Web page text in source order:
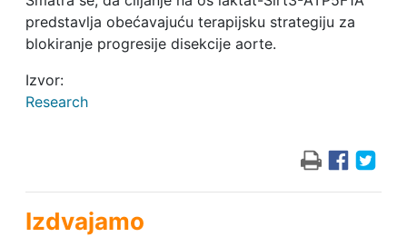
predstavlja obećavajuću terapijsku strategiju za
blokiranje progresije disekcije aorte.
Izvor:
Research
Izdvajamo